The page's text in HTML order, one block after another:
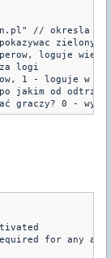
// okresla
zielony
loguje
logi
1 - loguje w
jakim od